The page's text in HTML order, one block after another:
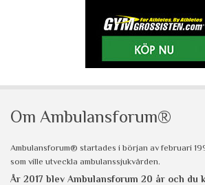
Om Ambulansforum®
Ambulansforum® startades i början av februari
som ville utveckla ambulanssjukvården.
År 2017 blev Ambulansforum 20 år och du